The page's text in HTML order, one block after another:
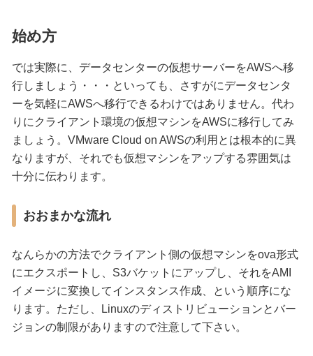
始め方
では実際に、データセンターの仮想サーバーをAWSへ移
行しましょう・・・といっても、さすがにデータセンタ
ーを気軽にAWSへ移行できるわけではありません。代わ
りにクライアント環境の仮想マシンをAWSに移行してみ
ましょう。VMware Cloud on AWSの利用とは根本的に異
なりますが、それでも仮想マシンをアップする雰囲気は
十分に伝わります。
おおまかな流れ
なんらかの方法でクライアント側の仮想マシンをova形式
にエクスポートし、S3バケットにアップし、それをAMI
イメージに変換してインスタンス作成、という順序にな
ります。ただし、Linuxのディストリビューションとバー
ジョンの制限がありますので注意して下さい。